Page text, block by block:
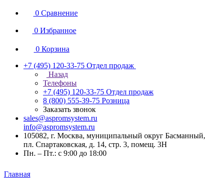
0 Сравнение
0 Избранное
0 Корзина
+7 (495) 120-33-75 Отдел продаж
Назад
Телефоны
+7 (495) 120-33-75 Отдел продаж
8 (800) 555-39-75 Розница
Заказать звонок
sales@aspromsystem.ru
info@aspromsystem.ru
105082, г. Москва, муниципальный округ Басманный,
пл. Спартаковская, д. 14, стр. 3, помещ. 3Н
Пн. – Пт.: с 9:00 до 18:00
Главная